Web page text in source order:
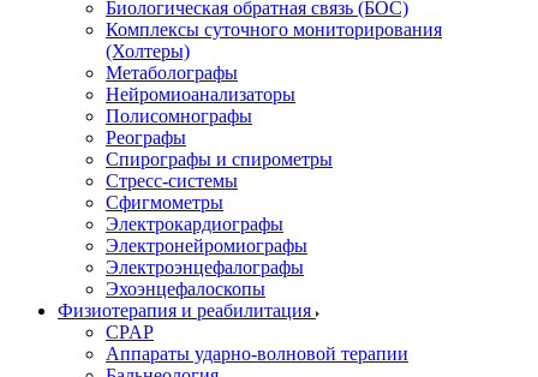
Биологическая обратная связь (БОС)
Комплексы суточного мониторирования
(Холтеры)
Метаболографы
Нейромиоанализаторы
Полисомнографы
Реографы
Спирографы и спирометры
Стресс-системы
Сфигмометры
Электрокардиографы
Электронейромиографы
Электроэнцефалографы
Эхоэнцефалоскопы
Физиотерапия и реабилитация
CPAP
Аппараты ударно-волновой терапии